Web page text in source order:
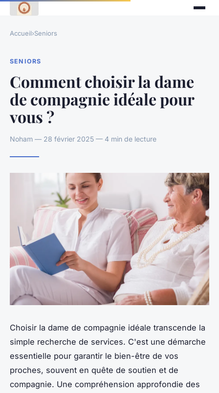
Accueil›Seniors
SENIORS
Comment choisir la dame
de compagnie idéale pour
vous ?
Noham — 28 février 2025 — 4 min de lecture
Choisir la dame de compagnie idéale transcende la
simple recherche de services. C'est une démarche
essentielle pour garantir le bien-être de vos
proches, souvent en quête de soutien et de
compagnie. Une compréhension approfondie des